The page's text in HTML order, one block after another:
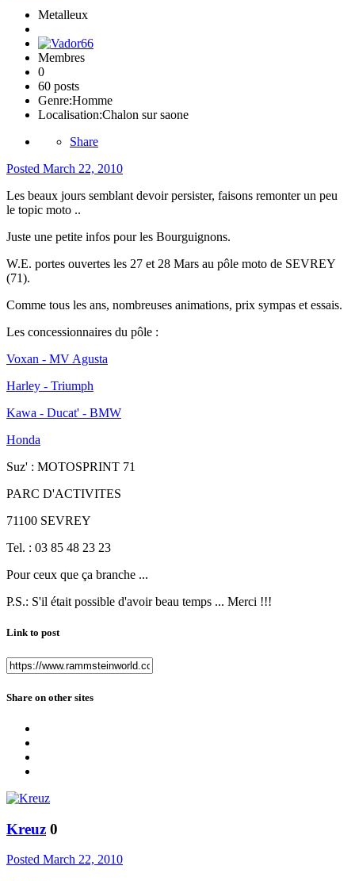
Metalleux
Membres
0
60 posts
Genre:Homme
Localisation:Chalon sur saone
Share
Posted March 22, 2010
Les beaux jours semblant devoir persister, faisons remonter un peu
le topic moto ..
Juste une petite infos pour les Bourguignons.
W.E. portes ouvertes les 27 et 28 Mars au pôle moto de SEVREY
(71).
Comme tous les ans, nombreuses animations, prix sympas et essais.
Les concessionnaires du pôle :
Voxan - MV Agusta
Harley - Triumph
Kawa - Ducat' - BMW
Honda
Suz' : MOTOSPRINT 71
PARC D'ACTIVITES
71100 SEVREY
Tel. : 03 85 48 23 23
Pour ceux que ça branche ...
P.S.: S'il était possible d'avoir beau temps ... Merci !!!
Link to post
Share on other sites
Kreuz 0
Posted March 22, 2010